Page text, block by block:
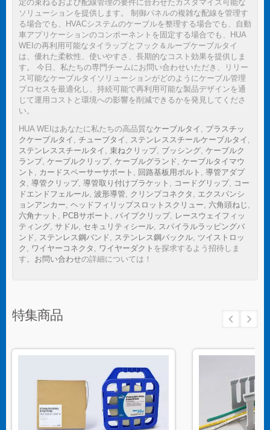
定の束ねるおよび配線管理の要件に合わせたカスタマイズ可能な
ソリューションを提供します。 制御パネルの複雑な配線を管理す
る場合でも、HVACシステムのケーブルを整理する場合でも、自動
車アプリケーションのコンポーネントを固定する場合でも、HUA
WEIの再利用可能なタイラップとフック＆ループケーブルタイ
は、優れた柔軟性、使いやすさ、長期的なコスト効果を提供しま
す。 今日、私たちの専門チームにお問い合わせいただき、リリー
ス可能なケーブルタイソリューションがどのようにケーブル管理
プロセスを最適化し、持続可能で再利用可能な製品デザインを通
じて運用コストと環境への影響を削減できるかを発見してくださ
い。
HUA WEIはあなたに私たちの高品質なケーブルタイ
プラスチッ
クケーブルタイ
チューブタイ ステンレススチールケーブルタイ
ステンレススチールタイ
束ねクリップ, ブッシング ケーブルク
ランプ, ケーブルクリップ, ケーブルグランド
ケーブルタイマウ
ント
カードスペーサーサポート 回路基板用ボルト
導管アダプ
タ
導管クリップ, 導管取り付けブラケット コードグリップ, コー
ドエンドフェルール 波形導管 クリンプコネクタ
エクスパンシ
ョンアンカー ヘッドフィリップスロットスクリュー 六角頭ねじ
六角ナット
PCBサポート パイプクリップ, レースウェイフィッ
ティング サドル セキュリティシール
スパイラルラッピングバ
ンド
ステンレス鋼バンド ステンレス鋼バックル ツイストロッ
ク
ワイヤーコネクタ ワイヤーダクト を探求するよう招待しま
す。 お問い合わせの詳細については！
特集商品